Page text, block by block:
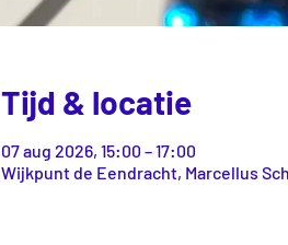
Tijd & locatie
07 aug 2026, 15:00 – 17:00
Wijkpunt de Eendracht, Marcellus